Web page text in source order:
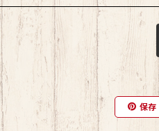
保存